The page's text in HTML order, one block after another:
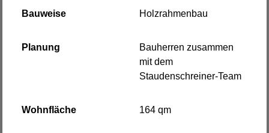
Bauweise Holzrahmenbau
Planung
Bauherren zusammen
mit dem
Staudenschreiner-Team
Wohnfläche 164 qm